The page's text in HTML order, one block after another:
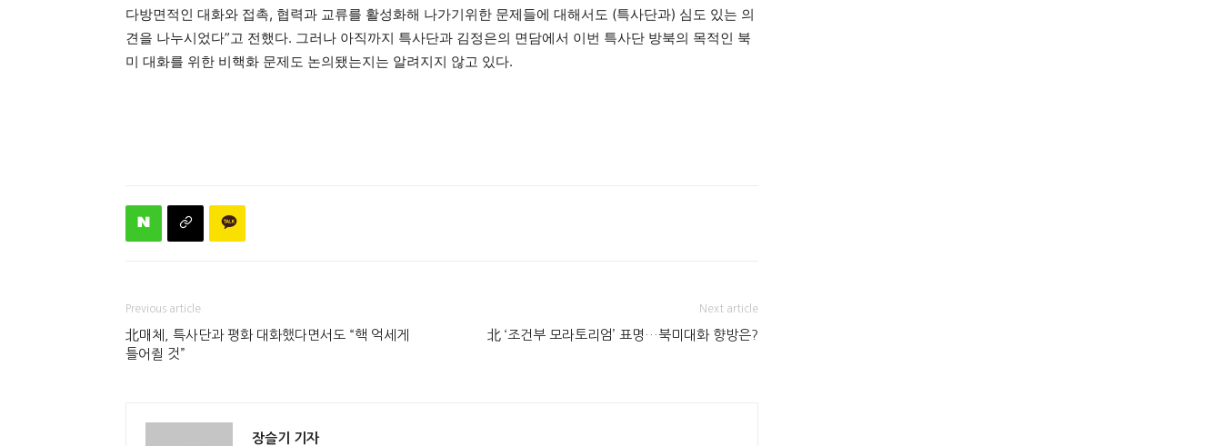
다방면적인 대화와 접촉, 협력과 교류를 활성화해 나가기위한 문제들에 대해서도 (특사단과) 심도 있는 의
견을 나누시었다”고 전했다. 그러나 아직까지 특사단과 김정은의 면담에서 이번 특사단 방북의 목적인 북
미 대화를 위한 비핵화 문제도 논의됐는지는 알려지지 않고 있다.
Previous article
北매체, 특사단과 평화 대화했다면서도 “핵 억세게
틀어쥘 것”
Next article
北 ‘조건부 모라토리엄’ 표명…북미대화 향방은?
장슬기 기자